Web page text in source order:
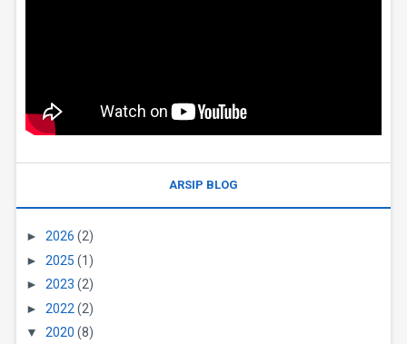
ARSIP BLOG
► 2026 (2)
► 2025 (1)
► 2023 (2)
► 2022 (2)
▼
2020 (8)